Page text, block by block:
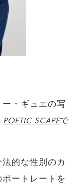
・ギュエの写
POETIC SCAPEで
的な性別のカ
ートレートを